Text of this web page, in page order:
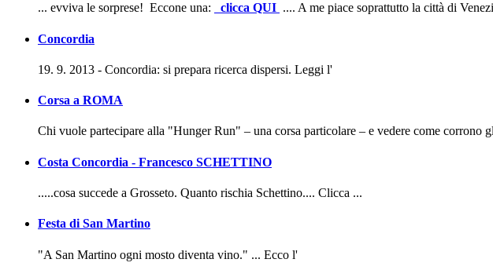
... evviva le sorprese! Eccone una: clicca QUI .... A me piace soprattutto la città di
Concordia
19. 9. 2013 - Concordia: si prepara ricerca dispersi. Leggi l'
Corsa a ROMA
Chi vuole partecipare alla "Hunger Run" – una corsa particolare – e vedere come
Costa Concordia - Francesco SCHETTINO
.....cosa succede a Grosseto. Quanto rischia Schettino.... Clicca ...
Festa di San Martino
"A San Martino ogni mosto diventa vino." ... Ecco l'